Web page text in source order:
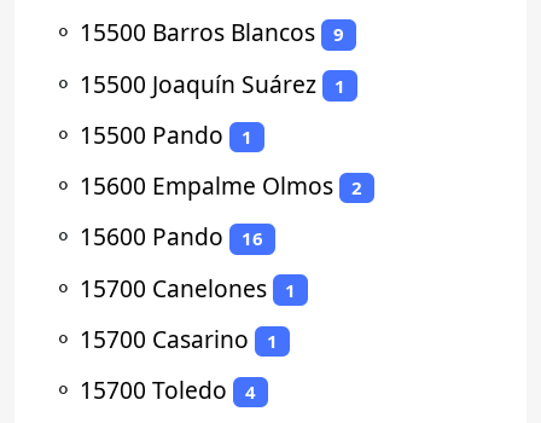
⚬ 15500 Barros Blancos 9
⚬ 15500 Joaquín Suárez 1
⚬ 15500 Pando 1
⚬ 15600 Empalme Olmos 2
⚬ 15600 Pando 16
⚬ 15700 Canelones 1
⚬ 15700 Casarino 1
⚬ 15700 Toledo 4